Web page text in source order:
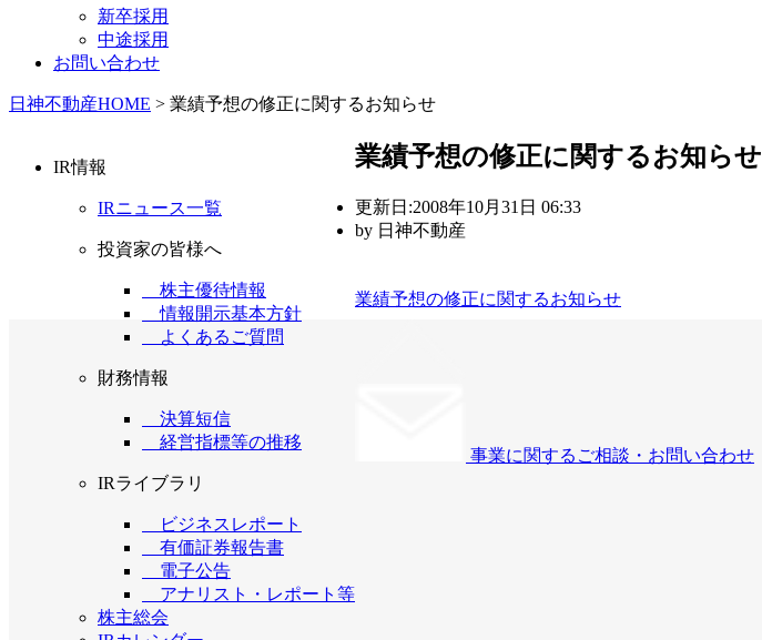
新卒採用
中途採用
お問い合わせ
日神不動産HOME > 業績予想の修正に関するお知らせ
IR情報
IRニュース一覧
投資家の皆様へ
株主優待情報
情報開示基本方針
よくあるご質問
財務情報
決算短信
経営指標等の推移
IRライブラリ
ビジネスレポート
有価証券報告書
電子公告
アナリスト・レポート等
株主総会
業績予想の修正に関するお知らせ
更新日:2008年10月31日 06:33
by 日神不動産
業績予想の修正に関するお知らせ
事業に関するご相談・お問い合わせ